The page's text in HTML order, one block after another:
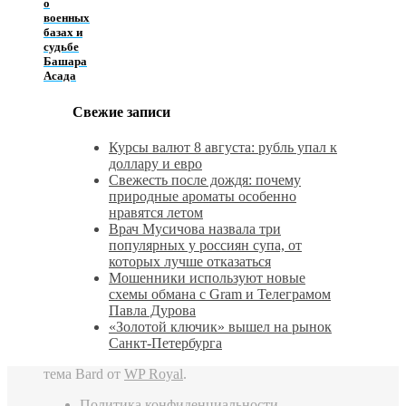
о
военных
базах и
судьбе
Башара
Асада
Свежие записи
Курсы валют 8 августа: рубль упал к
доллару и евро
Свежесть после дождя: почему
природные ароматы особенно
нравятся летом
Врач Мусичова назвала три
популярных у россиян супа, от
которых лучше отказаться
Мошенники используют новые
схемы обмана с Gram и Телеграмом
Павла Дурова
«Золотой ключик» вышел на рынок
Санкт‑Петербурга
тема Bard от WP Royal.